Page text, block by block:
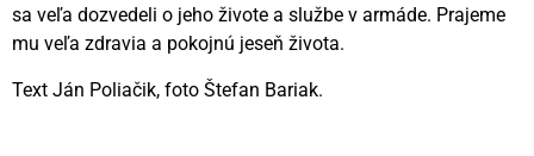
sa veľa dozvedeli o jeho živote a službe v armáde. Prajeme
mu veľa zdravia a pokojnú jeseň života.
Text Ján Poliačik, foto Štefan Bariak.